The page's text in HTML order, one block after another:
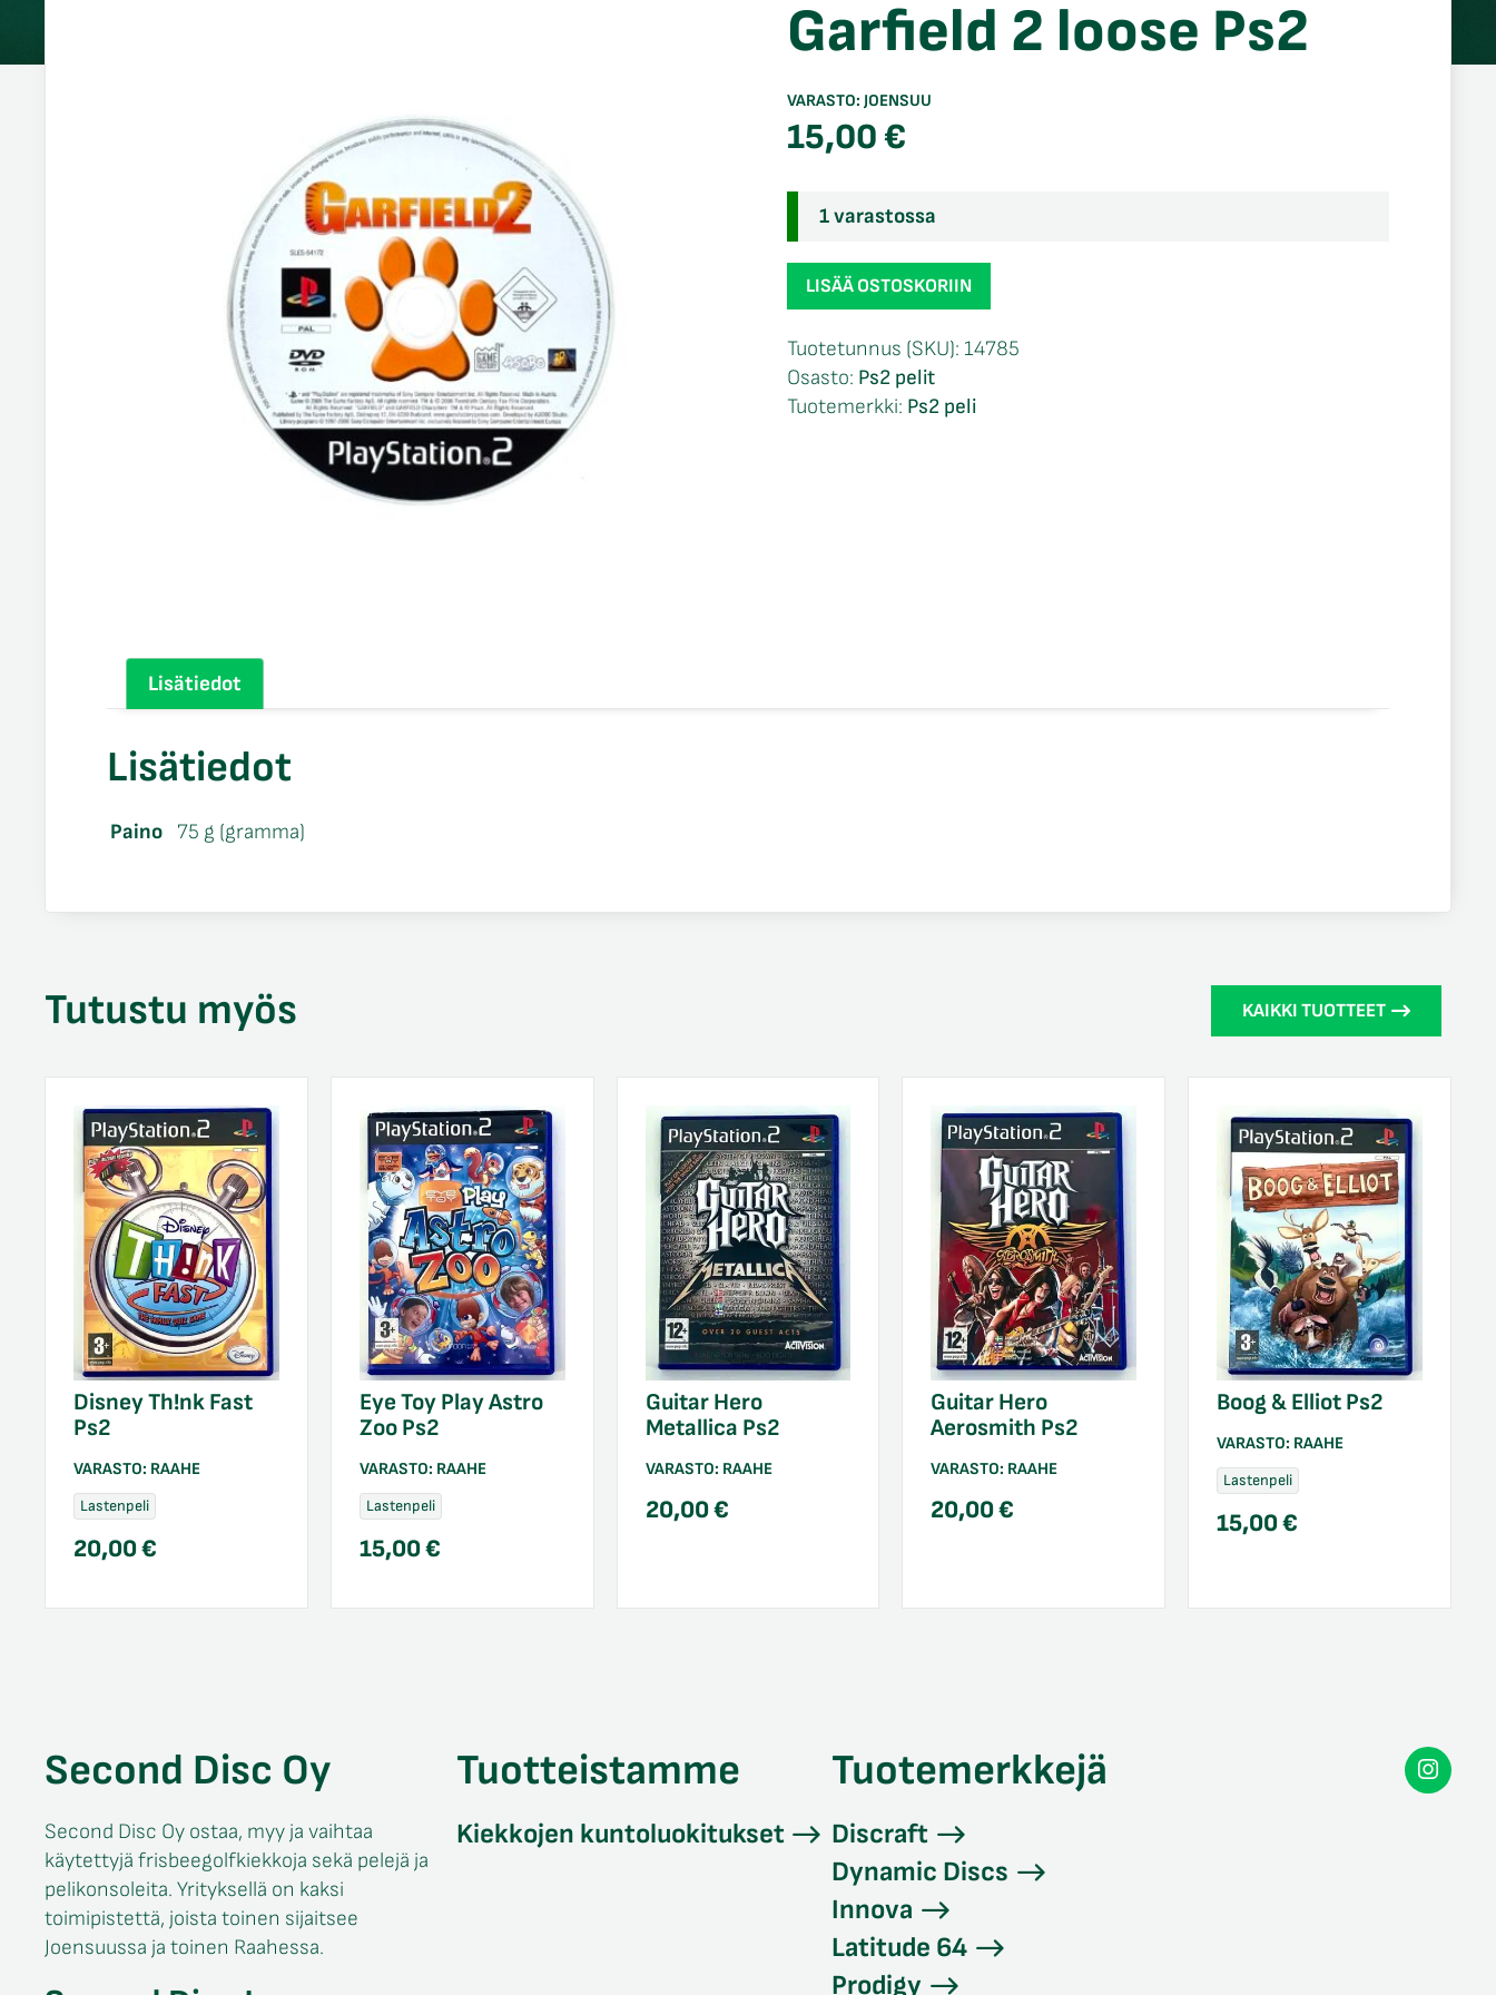
Garfield 2 loose Ps2
VARASTO: JOENSUU
15,00€
1 varastossa
Garfield
2
Ps2
määrä
LISÄÄ OSTOSKORIIN
Tuotetunnus (SKU): 14785
Osasto: Ps2 pelit
Tuotemerkki: Ps2 peli
Lisätiedot
Lisätiedot
Paino 75 g (gramma)
Tutustu myös KAIKKI TUOTTEET
Disney Th!nk Fast
Ps2
VARASTO: RAAHE
Lastenpeli
20,00€
Eye Toy Play Astro
Zoo Ps2
VARASTO: RAAHE
Lastenpeli
15,00€
Guitar Hero
Metallica Ps2
VARASTO: RAAHE
20,00€
Guitar Hero
Aerosmith Ps2
VARASTO: RAAHE
20,00€
Boog & Elliot Ps2
VARASTO: RAAHE
Lastenpeli
15,00€
Second Disc Oy
Second Disc Oy ostaa, myy ja vaihtaa
käytettyjä frisbeegolfkiekkoja sekä pelejä ja
pelikonsoleita. Yrityksellä on kaksi
toimipistettä, joista toinen sijaitsee
Joensuussa ja toinen Raahessa.
Tuotteistamme
Kiekkojen kuntoluokitukset
Tuotemerkkejä
Discraft
Dynamic Discs
Innova
Latitude 64
Prodigy